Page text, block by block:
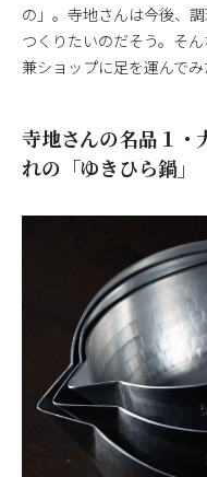
の」。寺地さんは今後、
つくりたいのだそう。そ
兼ショップに足を運んでみ
寺地さんの名品１・
れの「ゆきひら鍋」